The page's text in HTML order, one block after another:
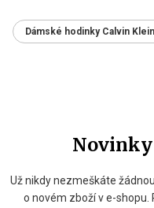
Dámské hodinky Calvin Klein
Novinky
Už nikdy nezmeškáte
o novém zboží v e-shopu.